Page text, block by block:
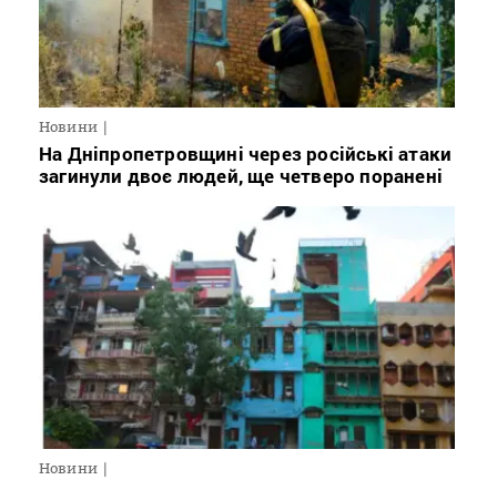
Новини
На Дніпропетровщині через російські атаки
загинули двоє людей, ще четверо поранені
Новини